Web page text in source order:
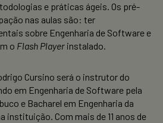
e práticas ágeis. Os pré-
nas aulas são: ter
sobre Engenharia de Software e
o Flash Player instalado.
Cursino será o instrutor do
em Engenharia de Software pela
e Bacharel em Engenharia da
instituição. Com mais de 11 anos de